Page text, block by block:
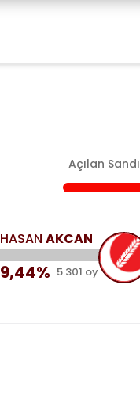
Açılan
HASAN AKCAN
9,44% 5.301 oy